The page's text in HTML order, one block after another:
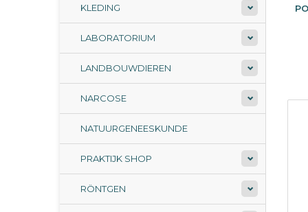
KLEDING
LABORATORIUM
LANDBOUWDIEREN
NARCOSE
NATUURGENEESKUNDE
PRAKTIJK SHOP
RÖNTGEN